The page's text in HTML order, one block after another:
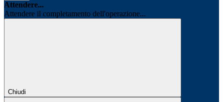
Attendere...
Attendere il completamento dell'operazione...
Chiudi